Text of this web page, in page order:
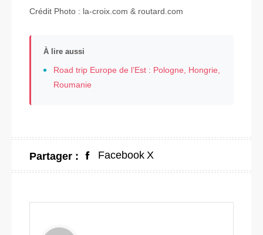
Crédit Photo : la-croix.com & routard.com
À lire aussi
Road trip Europe de l’Est : Pologne, Hongrie,
Roumanie
Partager : Facebook X